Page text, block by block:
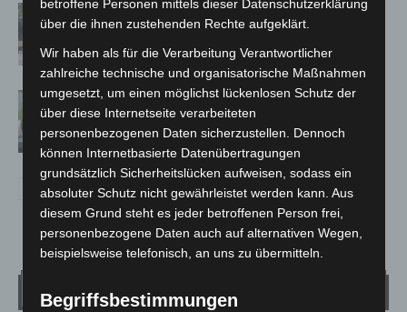
Gasleitung bei McDonald’s-Umbau in
Langenhagen beschädigt
Langenhagen: Autofahrer mit 3,17
Promille aus dem Verkehr gezogen
betroffene Personen mittels dieser Datenschutzerklärung
über die ihnen zustehenden Rechte aufgeklärt.
Wir haben als für die Verarbeitung Verantwortlicher
zahlreiche technische und organisatorische Maßnahmen
umgesetzt, um einen möglichst lückenlosen Schutz der
über diese Internetseite verarbeiteten
personenbezogenen Daten sicherzustellen. Dennoch
können Internetbasierte Datenübertragungen
grundsätzlich Sicherheitslücken aufweisen, sodass ein
absoluter Schutz nicht gewährleistet werden kann. Aus
diesem Grund steht es jeder betroffenen Person frei,
personenbezogene Daten auch auf alternativen Wegen,
beispielsweise telefonisch, an uns zu übermitteln.
Begriffsbestimmungen